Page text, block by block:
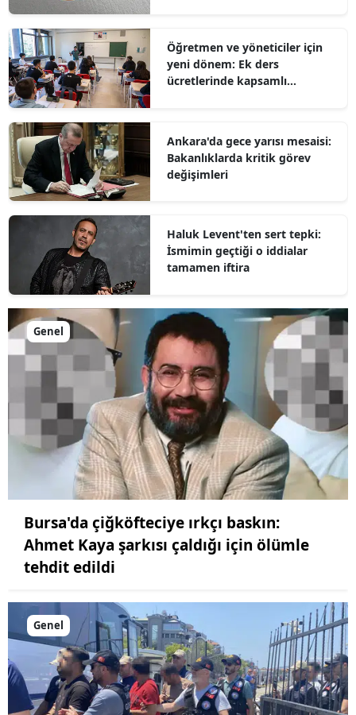
Öğretmen ve yöneticiler için
yeni dönem: Ek ders
ücretlerinde kapsamlı
Ankara'da gece yarısı mesaisi:
Bakanlıklarda kritik görev
değişimleri
Haluk Levent'ten sert tepki:
İsmimin geçtiği o iddialar
tamamen iftira
Genel
Bursa'da çiğköfteciye ırkçı baskın:
Ahmet Kaya şarkısı çaldığı için ölümle
tehdit edildi
Genel